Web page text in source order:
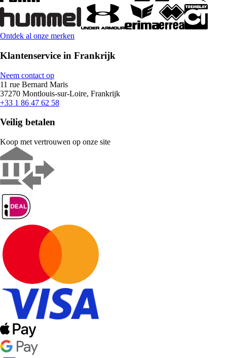
Ontdek al onze merken
Klantenservice in Frankrijk
Neem contact op
11 rue Bernard Maris
37270 Montlouis-sur-Loire, Frankrijk
+33 1 86 47 62 58
Veilig betalen
Koop met vertrouwen op onze site